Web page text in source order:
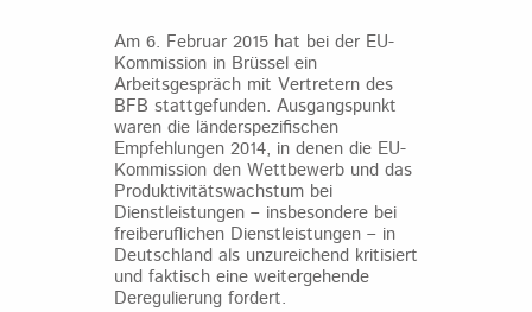
Am 6. Februar 2015 hat bei der EU-
Kommission in Brüssel ein
Arbeitsgespräch mit Vertretern des
BFB stattgefunden. Ausgangspunkt
waren die länderspezifischen
Empfehlungen 2014, in denen die EU-
Kommission den Wettbewerb und das
Produktivitätswachstum bei
Dienstleistungen – insbesondere bei
freiberuflichen Dienstleistungen – in
Deutschland als unzureichend kritisiert
und faktisch eine weitergehende
Deregulierung fordert.